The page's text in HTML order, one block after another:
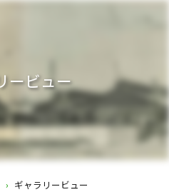
ービュー
› ギャラリービュー